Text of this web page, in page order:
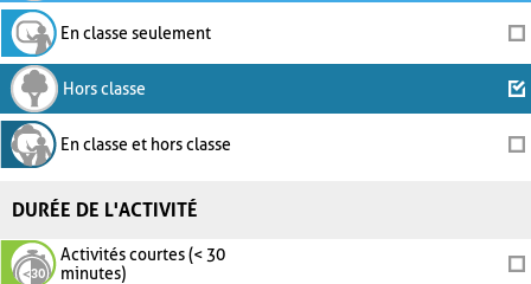
En classe seulement
Hors classe
En classe et hors classe
DURÉE DE L'ACTIVITÉ
Activités courtes (< 30
minutes)